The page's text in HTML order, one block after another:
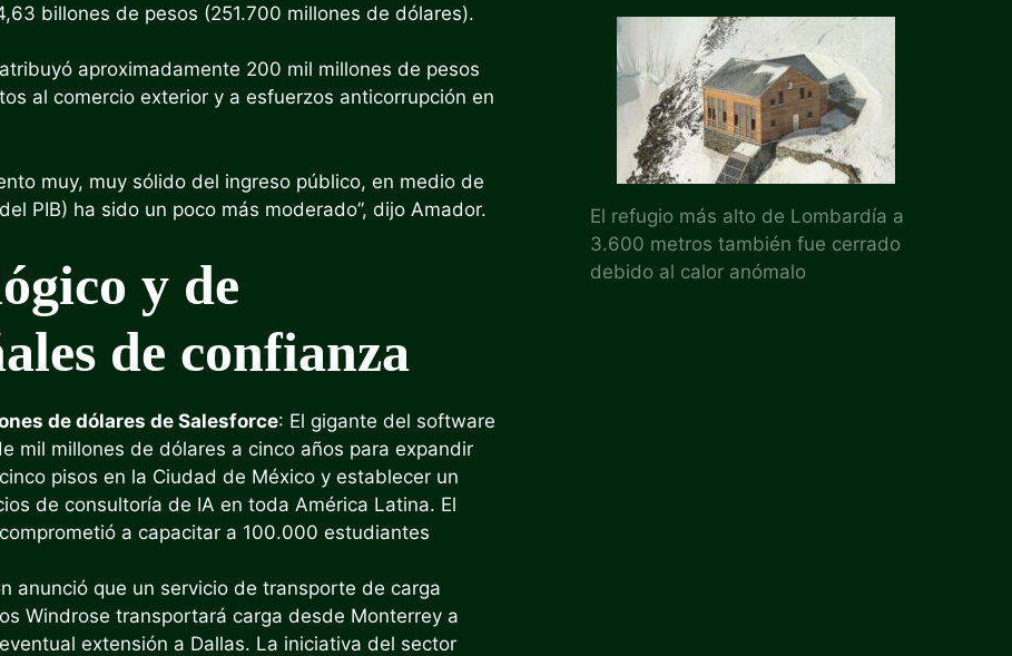
billones de pesos (251.700 millones de dólares).
aproximadamente 200 mil millones de pesos
al comercio exterior y a esfuerzos anticorrupción en
muy, muy sólido del ingreso público, en medio de
PIB) ha sido un poco más moderado”, dijo Amador.
y de
de confianza
de dólares de Salesforce: El gigante del software
mil millones de dólares a cinco años para expandir
pisos en la Ciudad de México y establecer un
de consultoría de IA en toda América Latina. El
a capacitar a 100.000 estudiantes
anunció que un servicio de transporte de carga
Windrose transportará carga desde Monterrey a
extensión a Dallas. La iniciativa del sector
El refugio más alto de Lombardía a
3.600 metros también fue cerrado
debido al calor anómalo